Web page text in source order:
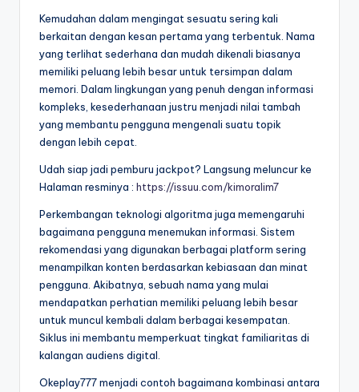
Kemudahan dalam mengingat sesuatu sering kali
berkaitan dengan kesan pertama yang terbentuk. Nama
yang terlihat sederhana dan mudah dikenali biasanya
memiliki peluang lebih besar untuk tersimpan dalam
memori. Dalam lingkungan yang penuh dengan informasi
kompleks, kesederhanaan justru menjadi nilai tambah
yang membantu pengguna mengenali suatu topik
dengan lebih cepat.
Udah siap jadi pemburu jackpot? Langsung meluncur ke
Halaman resminya : https://issuu.com/kimoralim7
Perkembangan teknologi algoritma juga memengaruhi
bagaimana pengguna menemukan informasi. Sistem
rekomendasi yang digunakan berbagai platform sering
menampilkan konten berdasarkan kebiasaan dan minat
pengguna. Akibatnya, sebuah nama yang mulai
mendapatkan perhatian memiliki peluang lebih besar
untuk muncul kembali dalam berbagai kesempatan.
Siklus ini membantu memperkuat tingkat familiaritas di
kalangan audiens digital.
Okeplay777 menjadi contoh bagaimana kombinasi antara